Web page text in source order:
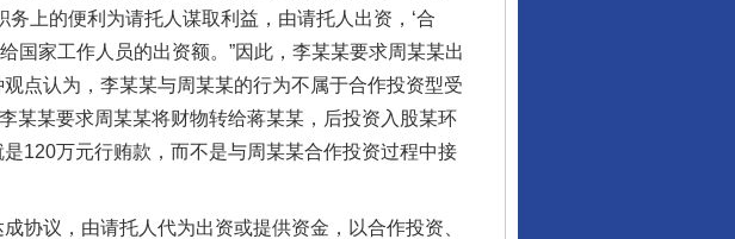
上的便利为请托人谋取利益，由请托人出资，‘合
国家工作人员的出资额。”因此，李某某要求周某某出
点认为，李某某与周某某的行为不属于合作投资型受
某某要求周某某将财物转给蒋某某，后投资入股某环
120万元行贿款，而不是与周某某合作投资过程中接
议，由请托人代为出资或提供资金，以合作投资、